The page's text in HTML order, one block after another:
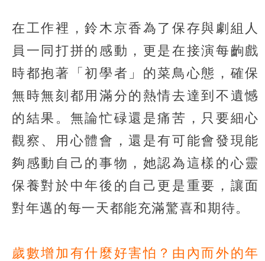
在工作裡，鈴木京香為了保存與劇組人
員一同打拼的感動，更是在接演每齣戲
時都抱著「初學者」的菜鳥心態，確保
無時無刻都用滿分的熱情去達到不遺憾
的結果。無論忙碌還是痛苦，只要細心
觀察、用心體會，還是有可能會發現能
夠感動自己的事物，她認為這樣的心靈
保養對於中年後的自己更是重要，讓面
對年邁的每一天都能充滿驚喜和期待。
歲數增加有什麼好害怕？由內而外的年